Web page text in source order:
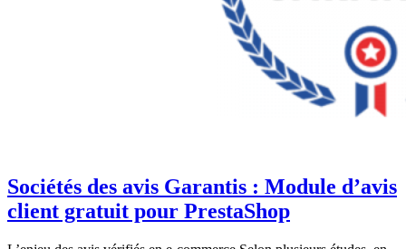
Sociétés des avis Garantis : Module d’avis
client gratuit pour PrestaShop